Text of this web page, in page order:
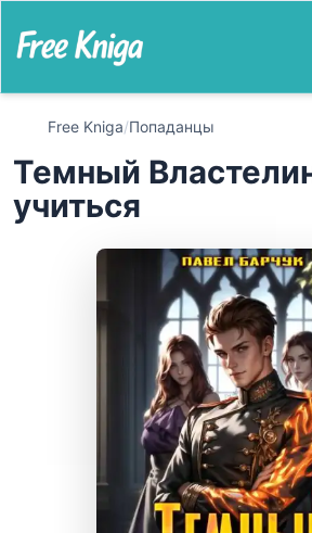
Free Kniga/Попаданцы
Темный
учиться